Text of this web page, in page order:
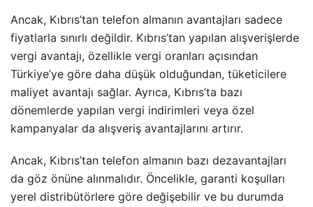
Ancak, Kıbrıs’tan telefon almanın avantajları sadece
fiyatlarla sınırlı değildir. Kıbrıs’tan yapılan alışverişlerde
vergi avantajı, özellikle vergi oranları açısından
Türkiye’ye göre daha düşük olduğundan, tüketicilere
maliyet avantajı sağlar. Ayrıca, Kıbrıs’ta bazı
dönemlerde yapılan vergi indirimleri veya özel
kampanyalar da alışveriş avantajlarını artırır.
Ancak, Kıbrıs’tan telefon almanın bazı dezavantajları
da göz önüne alınmalıdır. Öncelikle, garanti koşulları
yerel distribütörlere göre değişebilir ve bu durumda